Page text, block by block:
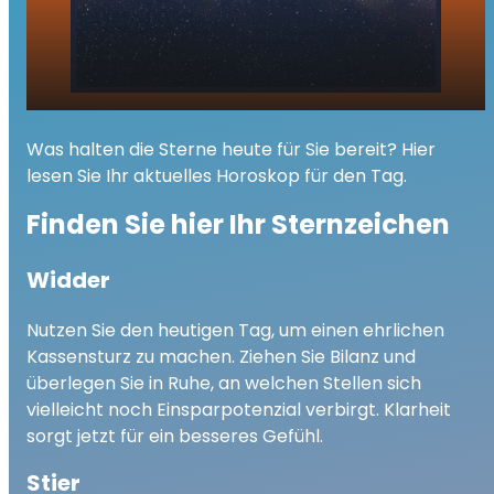
play_arrow Ihr Tageshoroskop - Dienstag, 23.
Dezember 2025
Was halten die Sterne heute für Sie bereit? Hier
lesen Sie Ihr aktuelles Horoskop für den Tag.
Finden Sie hier Ihr Sternzeichen
Widder
Nutzen Sie den heutigen Tag, um einen ehrlichen
Kassensturz zu machen. Ziehen Sie Bilanz und
überlegen Sie in Ruhe, an welchen Stellen sich
vielleicht noch Einsparpotenzial verbirgt. Klarheit
sorgt jetzt für ein besseres Gefühl.
Stier